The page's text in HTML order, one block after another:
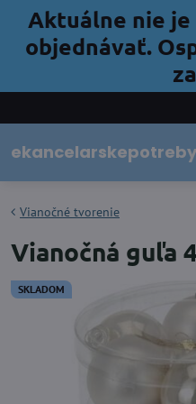
Aktuálne nie
objednávať.
SKLADOM
Vianočné tvorenie
Vianočná guľa